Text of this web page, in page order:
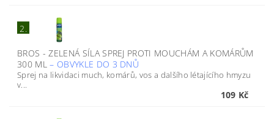
2.
BROS - ZELENÁ SÍLA SPREJ PROTI MOUCHÁM A KOMÁRŮM
300 ML– OBVYKLE DO 3 DNŮ
Sprej na likvidaci much, komárů, vos a dalšího létajícího hmyzu
v...
109 Kč